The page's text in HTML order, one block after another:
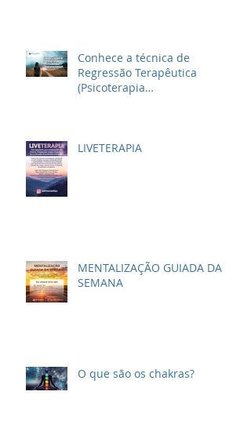
Conhece a técnica de
Regressão Terapêutica
(Psicoterapia
LIVETERAPIA
MENTALIZAÇÃO GUIADA DA
SEMANA
O que são os chakras?